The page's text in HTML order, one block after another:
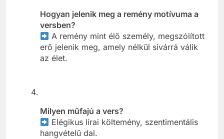
Hogyan jelenik meg a remény motívuma a
versben?
A remény mint élő személy, megszólított
erő jelenik meg, amely nélkül sivárrá válik
az élet.
Milyen műfajú a vers?
Elégikus lírai költemény, szentimentális
hangvételű dal.